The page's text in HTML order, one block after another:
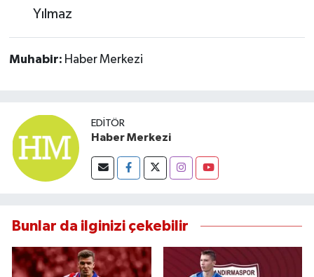
Yılmaz
Muhabir: Haber Merkezi
EDITÖR
Haber Merkezi
Bunlar da ilginizi çekebilir